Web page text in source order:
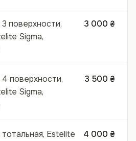
поверхности,
Sigma,
3 000 ₴
поверхности,
Sigma,
3 500 ₴
Estelite
4 000 ₴